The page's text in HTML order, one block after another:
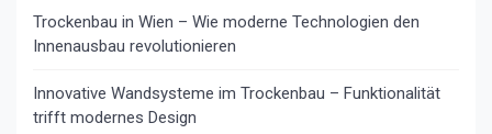
Trockenbau in Wien – Wie moderne Technologien den
Innenausbau revolutionieren
Innovative Wandsysteme im Trockenbau – Funktionalität
trifft modernes Design